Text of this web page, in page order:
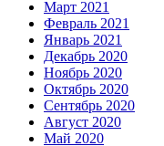
Март 2021
Февраль 2021
Январь 2021
Декабрь 2020
Ноябрь 2020
Октябрь 2020
Сентябрь 2020
Август 2020
Май 2020